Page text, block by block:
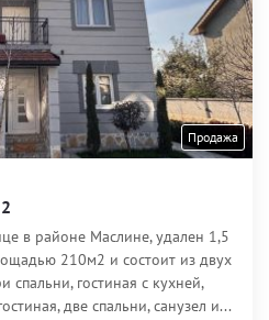
Продажа
2
в районе Маслине, удален 1,5
210м2 и состоит из двух
спальни, гостиная с кухней,
две спальни, санузел и...